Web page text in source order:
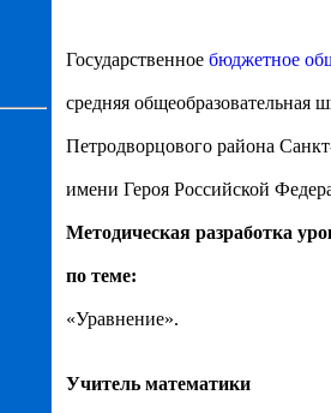
Государственное бюджетное
средняя общеобразовательная
Петродворцового района
имени Героя Российской
Методическая разработка
по теме:
«Уравнение».
Учитель математики